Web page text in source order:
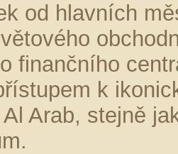
od hlavních
finančního
k
Arab, stejně